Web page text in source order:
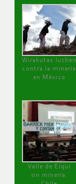
Wirakutas luchan
contra la minería
en México
Valle de Elqui
sin minería.